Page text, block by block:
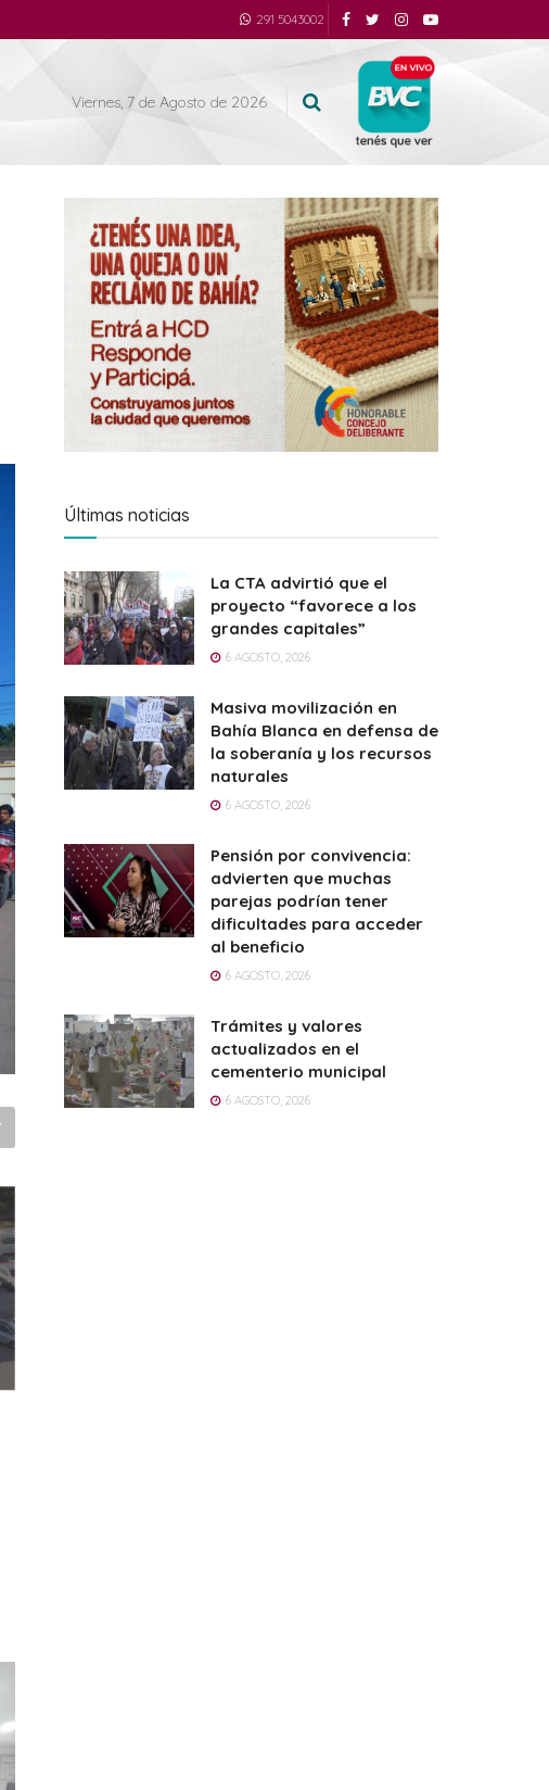
291 5043002
Viernes, 7 de Agosto de 2026
Últimas noticias
La CTA advirtió que el
proyecto “favorece a los
grandes capitales”
6 AGOSTO, 2026
Masiva movilización en
Bahía Blanca en defensa de
la soberanía y los recursos
naturales
6 AGOSTO, 2026
Pensión por convivencia:
advierten que muchas
parejas podrían tener
dificultades para acceder
al beneficio
6 AGOSTO, 2026
Trámites y valores
actualizados en el
cementerio municipal
6 AGOSTO, 2026